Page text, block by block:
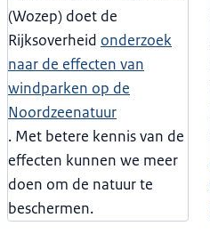
(Wozep) doet de
Rijksoverheid onderzoek
naar de effecten van
windparken op de
Noordzeenatuur
. Met betere kennis van de
effecten kunnen we meer
doen om de natuur te
beschermen.